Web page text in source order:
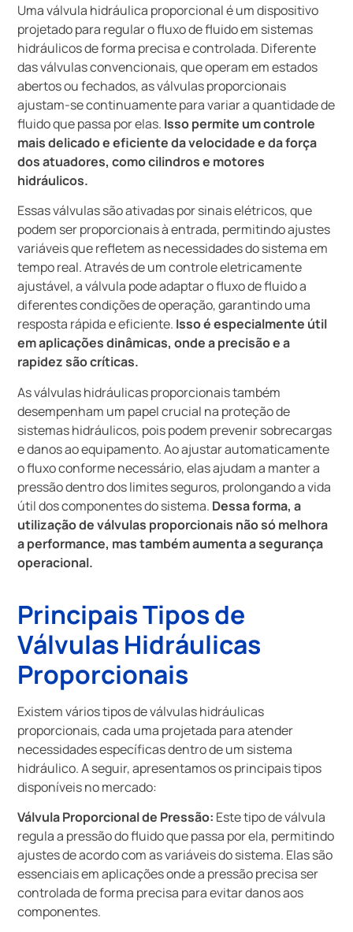
Uma válvula hidráulica proporcional é um dispositivo
projetado para regular o fluxo de fluido em sistemas
hidráulicos de forma precisa e controlada. Diferente
das válvulas convencionais, que operam em estados
abertos ou fechados, as válvulas proporcionais
ajustam-se continuamente para variar a quantidade de
fluido que passa por elas. Isso permite um controle
mais delicado e eficiente da velocidade e da força
dos atuadores, como cilindros e motores
hidráulicos.
Essas válvulas são ativadas por sinais elétricos, que
podem ser proporcionais à entrada, permitindo ajustes
variáveis que refletem as necessidades do sistema em
tempo real. Através de um controle eletricamente
ajustável, a válvula pode adaptar o fluxo de fluido a
diferentes condições de operação, garantindo uma
resposta rápida e eficiente. Isso é especialmente útil
em aplicações dinâmicas, onde a precisão e a
rapidez são críticas.
As válvulas hidráulicas proporcionais também
desempenham um papel crucial na proteção de
sistemas hidráulicos, pois podem prevenir sobrecargas
e danos ao equipamento. Ao ajustar automaticamente
o fluxo conforme necessário, elas ajudam a manter a
pressão dentro dos limites seguros, prolongando a vida
útil dos componentes do sistema. Dessa forma, a
utilização de válvulas proporcionais não só melhora
a performance, mas também aumenta a segurança
operacional.
Principais Tipos de
Válvulas Hidráulicas
Proporcionais
Existem vários tipos de válvulas hidráulicas
proporcionais, cada uma projetada para atender
necessidades específicas dentro de um sistema
hidráulico. A seguir, apresentamos os principais tipos
disponíveis no mercado:
Válvula Proporcional de Pressão: Este tipo de válvula
regula a pressão do fluido que passa por ela, permitindo
ajustes de acordo com as variáveis do sistema. Elas são
essenciais em aplicações onde a pressão precisa ser
controlada de forma precisa para evitar danos aos
componentes.